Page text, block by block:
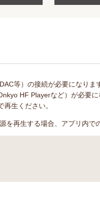
等）の接続が必要になりま
HF Playerなど）が必要に
生ください。
再生する場合、アプリ内で